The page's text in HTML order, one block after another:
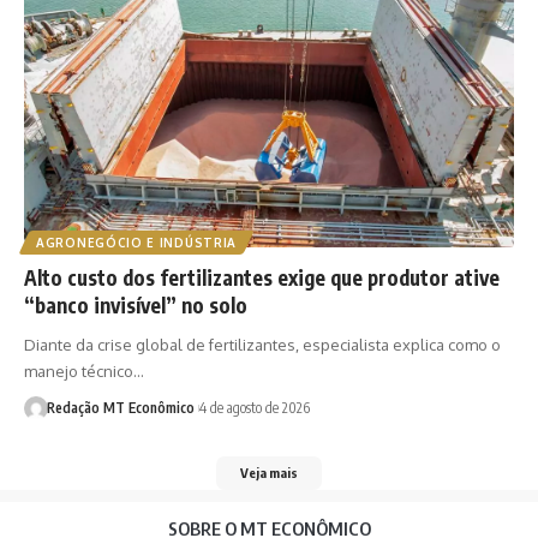
AGRONEGÓCIO E INDÚSTRIA
Alto custo dos fertilizantes exige que produtor ative
“banco invisível” no solo
Diante da crise global de fertilizantes, especialista explica como o
manejo técnico…
Redação MT Econômico 4 de agosto de 2026
Veja mais
SOBRE O MT ECONÔMICO